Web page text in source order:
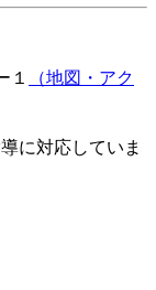
１
（地図・アク
に対応していま